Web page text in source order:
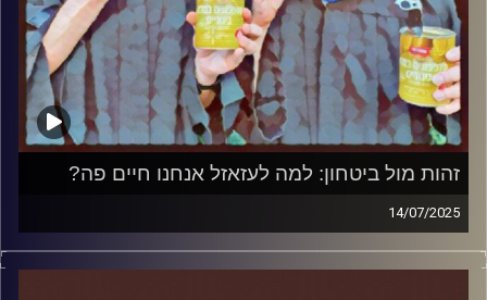
זהות מול ביטחון: למה לעזאזל אנחנו חיים פה?
14/07/2025
המערכת הפוליטית על ספת הפסיכולוג, עם פרופסור בועז בן-
דוד ופרופסור גלעד הירשברגר